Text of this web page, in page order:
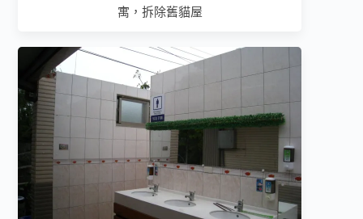
寓，拆除舊貓屋